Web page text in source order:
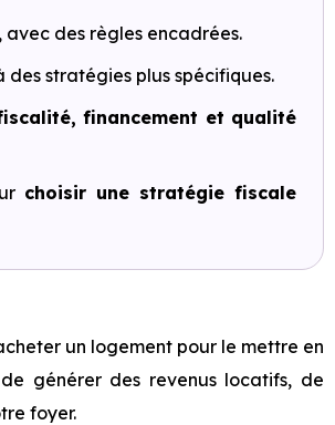
, avec des règles encadrées.
stratégies plus spécifiques.
financement et qualité
choisir une stratégie fiscale
un logement pour le mettre en
générer des revenus locatifs, de
foyer.